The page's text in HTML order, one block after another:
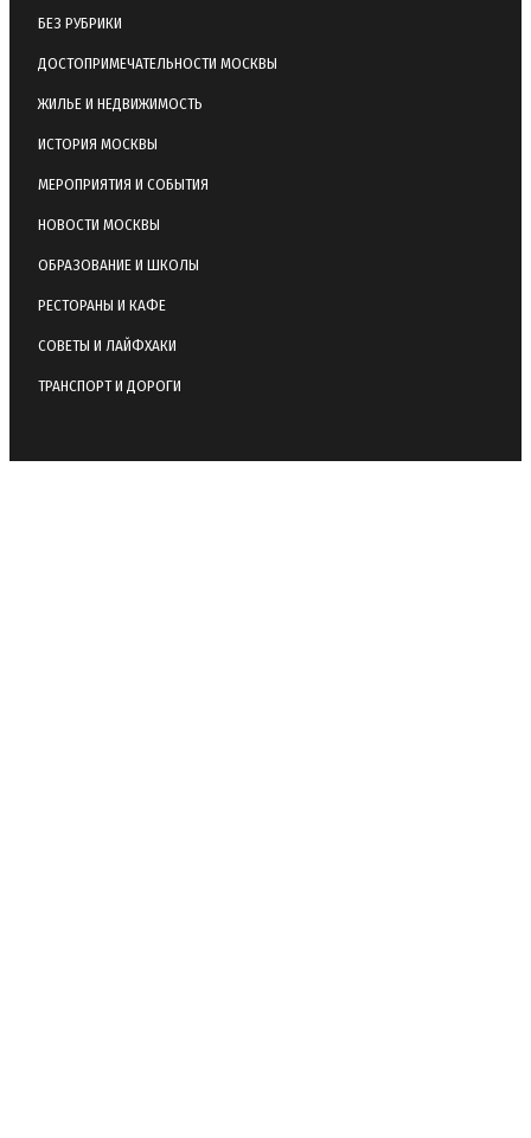
БЕЗ РУБРИКИ
ДОСТОПРИМЕЧАТЕЛЬНОСТИ МОСКВЫ
ЖИЛЬЕ И НЕДВИЖИМОСТЬ
ИСТОРИЯ МОСКВЫ
МЕРОПРИЯТИЯ И СОБЫТИЯ
НОВОСТИ МОСКВЫ
ОБРАЗОВАНИЕ И ШКОЛЫ
РЕСТОРАНЫ И КАФЕ
СОВЕТЫ И ЛАЙФХАКИ
ТРАНСПОРТ И ДОРОГИ